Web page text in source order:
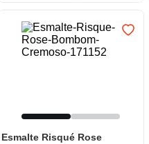
Esmalte Risqué Rose